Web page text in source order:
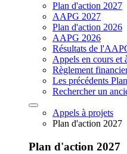
Plan d'action 2027
AAPG 2027
Plan d'action 2026
AAPG 2026
Résultats de
Appels en cours et
Règlement
Les précédents
Rechercher un
Appels à projets
Plan d'action 2027
Plan d'action 2027